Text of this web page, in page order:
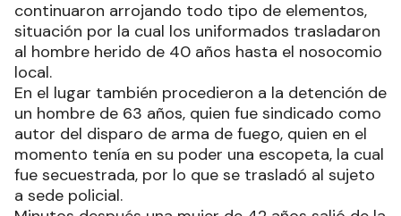
continuaron arrojando todo tipo de elementos,
situación por la cual los uniformados trasladaron
al hombre herido de 40 años hasta el nosocomio
local.
En el lugar también procedieron a la detención de
un hombre de 63 años, quien fue sindicado como
autor del disparo de arma de fuego, quien en el
momento tenía en su poder una escopeta, la cual
fue secuestrada, por lo que se trasladó al sujeto
a sede policial.